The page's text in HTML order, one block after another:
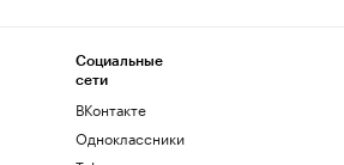
Социальные
сети
ВКонтакте
Одноклассники